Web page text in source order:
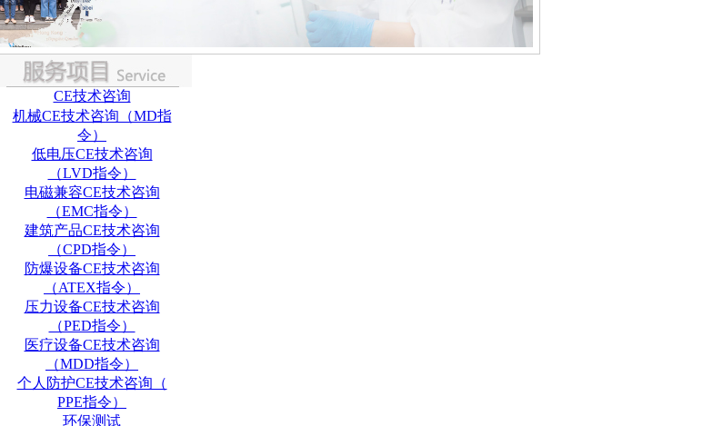
CE技术咨询
机械CE技术咨询（MD指
令）
低电压CE技术咨询
（LVD指令）
电磁兼容CE技术咨询
（EMC指令）
建筑产品CE技术咨询
（CPD指令）
防爆设备CE技术咨询
（ATEX指令）
压力设备CE技术咨询
（PED指令）
医疗设备CE技术咨询
（MDD指令）
个人防护CE技术咨询（
PPE指令）
环保测试